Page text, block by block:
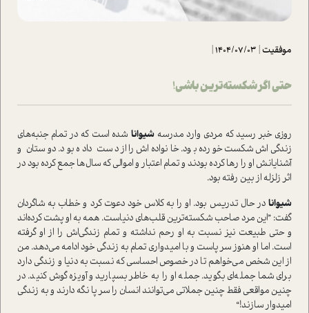
موفقیت|
1404/07/03
|
حتی اگر شکسته‌ترین باشی!
روزی خبر رسید که مردی وارد مدرسهشیوانا شده است که در تمام جنبه‌های
زندگی‌اش شکست خورده بود. خانواده‌اش را از دست داده بود. دوستان و
آشنایانش او را رها کرده بودند و تمام اعتبار و اموالی که سال‌ها جمع کرده بود در
اثر زلزله از بین رفته بود.
شیوانا در حال تدریس بود. او را به کلاس خود دعوت کرد و خطاب به شاگردان
گفت: ”این مرد صاحب شکسته‌ترین قلب‌های دنیاست. همه به او پشت کرده‌اند
و حتی طبیعت نیز نسبت به او رحم نداشته و تمام زندگی‌اش را از او گرفته
است. اما او هنوز سر پاست و با امیدواری تمام به زندگی خود ادامه می‌دهد. من
از این شخص می‌خواهم تا در خصوص احساسی که نسبت به دنیا و زندگی دارد
برای شما جمله‌ای بگوید. جمله او را به خاطر بسپارید و آویزه گوش کنید. در
چنین مواقعی فقط چنین جملاتی می‌توانند انسان را سر پا نگه دارند و به زندگی
امیدوار سازند!“